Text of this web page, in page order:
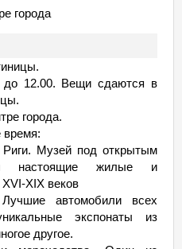
города
до 12.00. Вещи сдаются в
города.
время:
Риги. Музей под открытым
настоящие жилые и
XIX веков
автомобили всех
экспонаты из
другое.